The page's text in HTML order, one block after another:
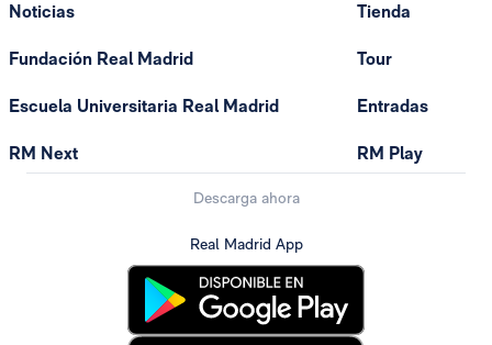
Noticias
Fundación Real Madrid
Escuela Universitaria Real Madrid
RM Next
Tienda
Tour
Entradas
RM Play
Descarga ahora
Real Madrid App